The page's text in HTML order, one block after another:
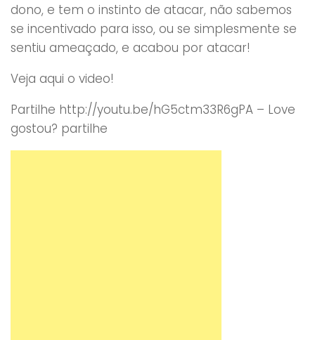
dono, e tem o instinto de atacar, não sabemos
se incentivado para isso, ou se simplesmente se
sentiu ameaçado, e acabou por atacar!
Veja aqui o video!
Partilhe http://youtu.be/hG5ctm33R6gPA – Love
gostou? partilhe